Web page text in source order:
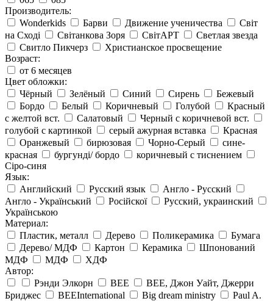
Производитель:
Wonderkids
Барви Движение ученичества
Світ
на Сході
Світанкова Зоря СвітАРТ
Светлая звезда
Свитло Пикчерз
Христианское просвещение
Возраст:
от 6 месяцев
Цвет обложки:
Чёрный
Зелёный Синий Сирень
Бежевый
Бордо
Белый Коричневый Голубой
Красный
с желтой вст.
Салатовый
Черный с коричневой вст.
голубой с картинкой
серый ажурная вставка
Красная
Оранжевый
бирюзовая Чорно-Серый
сине-
красная
бургунді/ бордо
коричневый с тиснением
Сіро-синя
Язык:
Английский
Русский язык
Англо - Русский
Англо - Український
Російскої
Русский, украинский
Українською
Материал:
Пластик, металл
Дерево Поликерамика
Бумага
Дерево/ МДФ
Картон Керамика
Шпонований
МДФ
МДФ
ХДФ
Автор:
Рэнди Элкорн
BEE
BEE, Джон Уайт, Джерри
Бриджес
BEEInternational Big dream ministry Paul A.